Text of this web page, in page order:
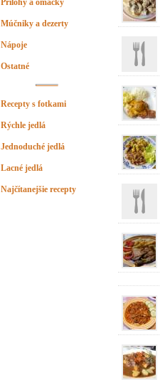
Prílohy a omáčky
Múčniky a dezerty
Nápoje
Ostatné
Recepty s fotkami
Rýchle jedlá
Jednoduché jedlá
Lacné jedlá
Najčítanejšie recepty